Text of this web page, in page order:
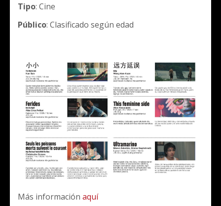
Tipo: Cine
Público: Clasificado según edad
Más informaciónaquí